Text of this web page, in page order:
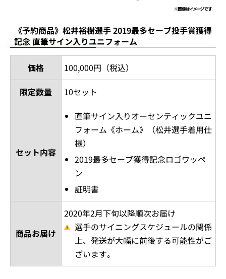
《予約商品》松井裕樹選手 2019最多セーブ投手賞獲得
記念 直筆サイン入りユニフォーム
価格
100,000円（税込）
限定数量
10セット
セット内容
直筆サイン入りオーセンティックユニ
フォーム《ホーム》（松井選手着用仕
様）
2019最多セーブ獲得記念ロゴワッペ
ン
証明書
商品お届け
2020年2月下旬以降順次お届け
選手のサイニングスケジュールの関係
上、発送が大幅に前後する可能性がご
ざいます。